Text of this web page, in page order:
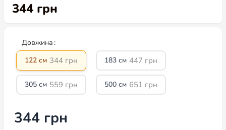
344 грн
Довжина
122 см 344 грн 183 см 447 грн
305 см 559 грн 500 см 651 грн
344 грн